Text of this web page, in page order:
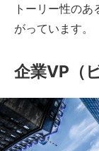
トーリー性の
がっています。
企業VP（